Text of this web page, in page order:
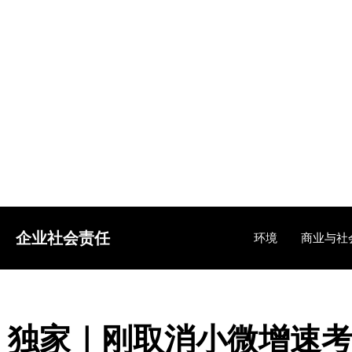
企业社会责任 环境 商业与社
独家｜刚取消小微增速